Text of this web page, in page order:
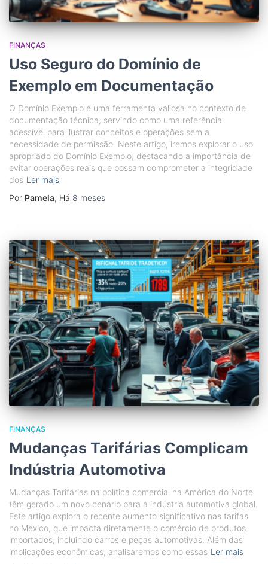
FINANÇAS
Uso Seguro do Domínio de
Exemplo em Documentação
O Domínio Exemplo é uma ferramenta valiosa no contexto de
documentação técnica, servindo como uma referência
acessível para ilustrar conceitos e operações sem a
necessidade de permissão. Neste artigo, iremos explorar o uso
apropriado do Domínio Exemplo, destacando a importância de
evitar operações reais que possam comprometer a integridade
dos Ler mais
Por Pamela, Há 8 meses
FINANÇAS
Mudanças Tarifárias Complicam
Indústria Automotiva
Mudanças Tarifárias na política comercial na América do Norte
têm gerado um novo cenário para a indústria automotiva global.
Este artigo explora o recente aumento significativo nas tarifas
no México, que impacta diretamente o comércio de produtos
importados, incluindo carros e peças automotivas. Além das
implicações econômicas, analisaremos como essas Ler mais